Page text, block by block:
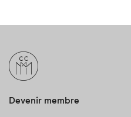
Devenir membre